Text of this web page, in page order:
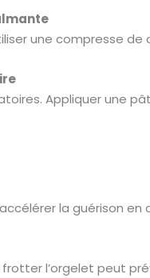
une compresse
Appliquer une
la guérison
l’orgelet peut